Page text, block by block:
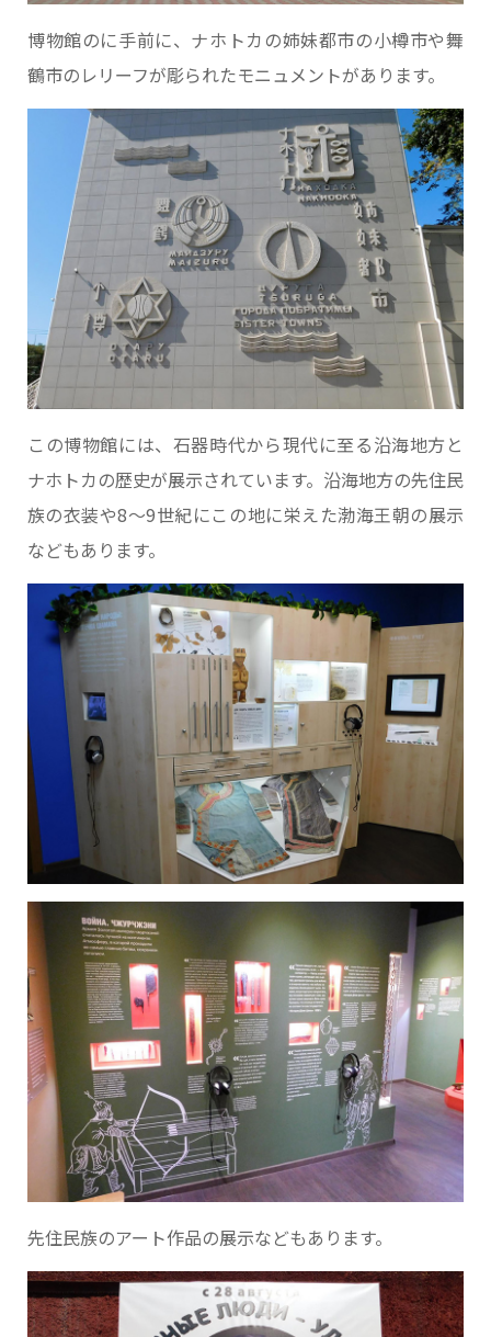
博物館のに手前に、ナホトカの姉妹都市の小樽市や舞
鶴市のレリーフが彫られたモニュメントがあります。
この博物館には、石器時代から現代に至る沿海地方と
ナホトカの歴史が展示されています。沿海地方の先住民
族の衣装や8～9世紀にこの地に栄えた渤海王朝の展示
などもあります。
先住民族のアート作品の展示などもあります。